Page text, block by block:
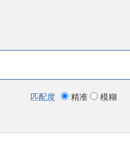
匹配度 精准 模糊